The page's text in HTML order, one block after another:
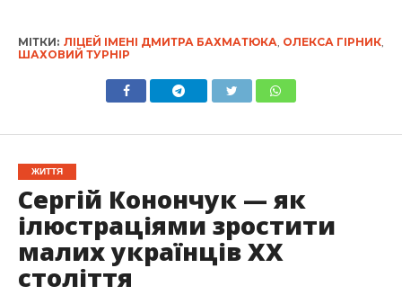
МІТКИ: ЛІЦЕЙ ІМЕНІ ДМИТРА БАХМАТЮКА ОЛЕКСА ГІРНИК,
ШАХОВИЙ ТУРНІР
ЖИТТЯ
Сергій Конончук — як
ілюстраціями зростити
малих українців ХХ
століття